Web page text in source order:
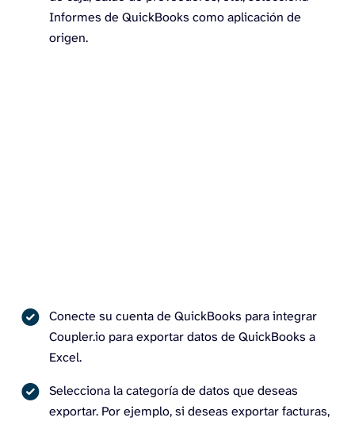
Informes de QuickBooks como aplicación de
origen.
Conecte su cuenta de QuickBooks para integrar
Coupler.io para exportar datos de QuickBooks a
Excel.
Selecciona la categoría de datos que deseas
exportar. Por ejemplo, si deseas exportar facturas,